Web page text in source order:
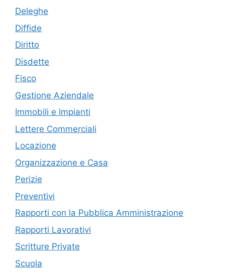
Deleghe
Diffide
Diritto
Disdette
Fisco
Gestione Aziendale
Immobili e Impianti
Lettere Commerciali
Locazione
Organizzazione e Casa
Perizie
Preventivi
Rapporti con la Pubblica Amministrazione
Rapporti Lavorativi
Scritture Private
Scuola